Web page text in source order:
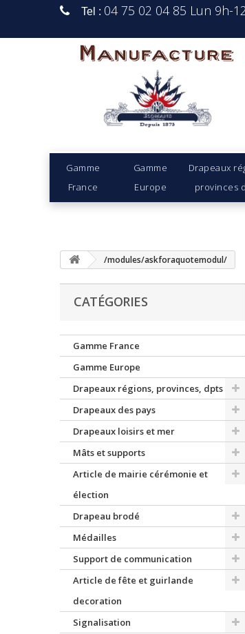
Tel : 04 75 02 04 85 Lun 9h-
Manufacture
Gamme
France
Gamme
Europe
Drapeaux
provinces
/modules/askforaquotemodul/
CATÉGORIES
Gamme France
Gamme Europe
Drapeaux régions, provinces, dpts
Drapeaux des pays
Drapeaux loisirs et mer
Mâts et supports
Article de mairie cérémonie et
élection
Drapeau brodé
Médailles
Support de communication
Article de fête et guirlande
decoration
Signalisation